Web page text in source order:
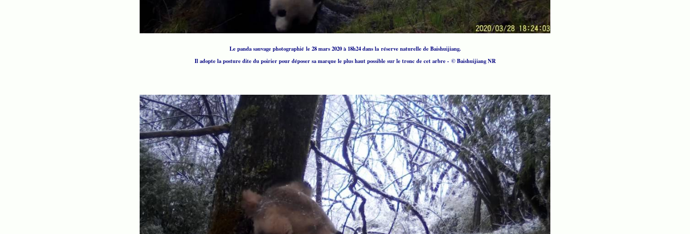
Le panda sauvage photographié le 28 mars 2020 à 18h24 dans la réserve naturelle de Baishuijiang.
Il adopte la posture dite du poirier pour déposer sa marque le plus haut possible sur le tronc de cet arbre - © Baishuijiang NR